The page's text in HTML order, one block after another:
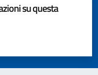
su questa